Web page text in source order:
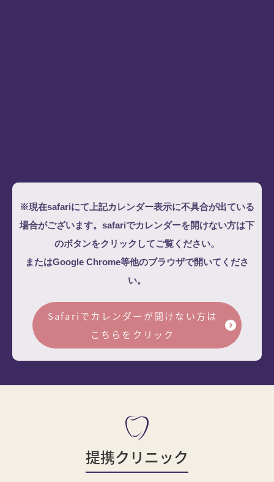
※現在safariにて上記カレンダー表示に不具合が出ている
場合がございます。safariでカレンダーを開けない方は下
のボタンをクリックしてご覧ください。
またはGoogle Chrome等他のブラウザで開いてくださ
い。
Safariでカレンダーが開けない方は
こちらをクリック
提携クリニック